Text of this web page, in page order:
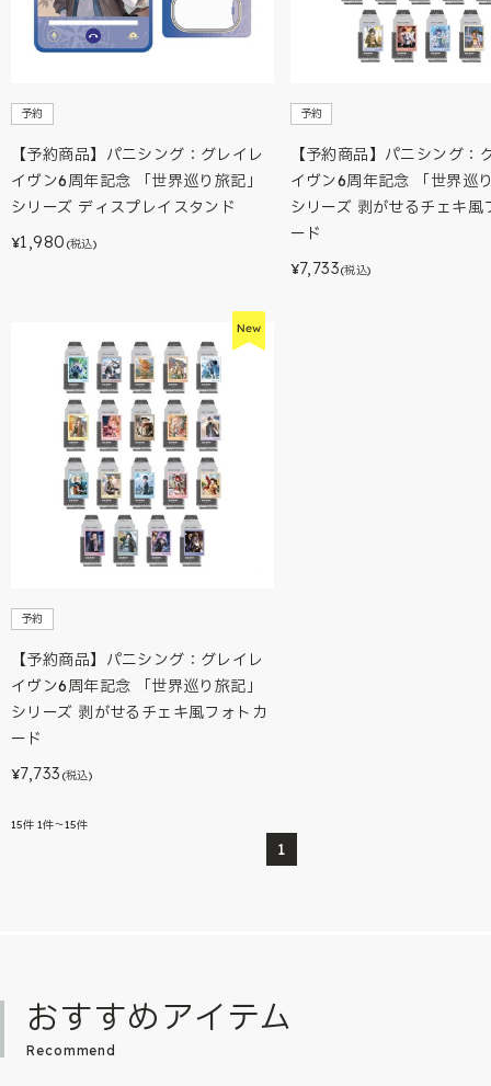
予約
【予約商品】パニシング：グレイレ
イヴン6周年記念 「世界巡り旅記」
シリーズ ディスプレイスタンド
¥1,980 (税込)
予約
【予約商品】パニシング：
イヴン6周年記念 「世界巡
シリーズ 剥がせるチェキ風
ード
¥7,733(税込)
予約
【予約商品】パニシング：グレイレ
イヴン6周年記念 「世界巡り旅記」
シリーズ 剥がせるチェキ風フォトカ
ード
¥7,733 (税込)
15件 1件～15件
1
おすすめアイテム
Recommend